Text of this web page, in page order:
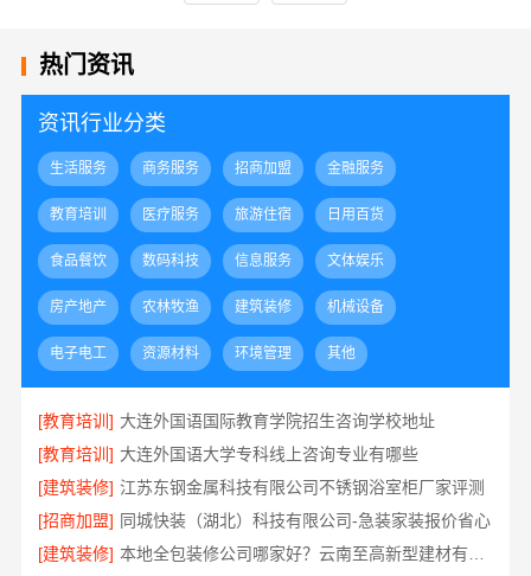
热门资讯
资讯行业分类
生活服务 商务服务 招商加盟 金融服务
教育培训 医疗服务 旅游住宿 日用百货
食品餐饮 数码科技 信息服务 文体娱乐
房产地产 农林牧渔 建筑装修 机械设备
电子电工 资源材料 环境管理 其他
[教育培训] 大连外国语国际教育学院招生咨询学校地址
[教育培训] 大连外国语大学专科线上咨询专业有哪些
[建筑装修] 江苏东钢金属科技有限公司不锈钢浴室柜厂家评测
[招商加盟] 同城快装（湖北）科技有限公司-急装家装报价省心
[建筑装修]